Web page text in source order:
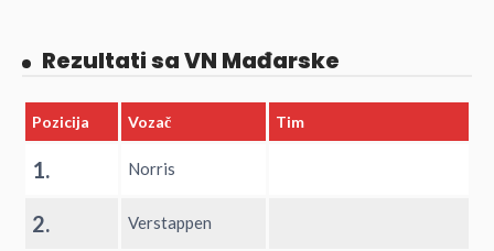
Rezultati sa VN Mađarske
Pozicija Vozač Tim
1. Norris
2. Verstappen